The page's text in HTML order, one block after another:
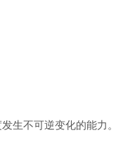
生不可逆变化的能力。